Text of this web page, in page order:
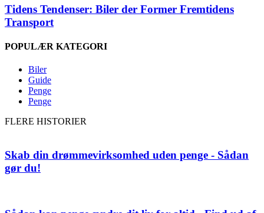
Tidens Tendenser: Biler der Former Fremtidens
Transport
POPULÆR KATEGORI
Biler
Guide
Penge
Penge
FLERE HISTORIER
Skab din drømmevirksomhed uden penge - Sådan
gør du!